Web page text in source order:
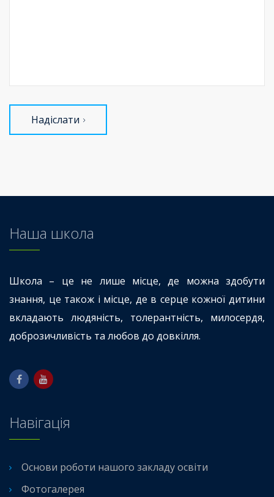
Надіслати
Наша школа
Школа – це не лише місце, де можна здобути
знання, це також і місце, де в серце кожної дитини
вкладають людяність, толерантність, милосердя,
доброзичливість та любов до довкілля.
Навігація
Основи роботи нашого закладу освіти
Фотогалерея